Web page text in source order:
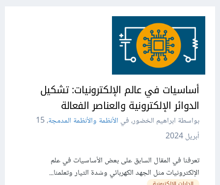
أساسيات في عالم الإلكترونيات: تشكيل
الدوائر اﻹلكترونية والعناصر الفعالة
بواسطة ابراهيم الخضور، في الأنظمة والأنظمة المدمجة،15
أبريل 2024
تعرفنا في المقال السابق على بعض اﻷساسيات في علم
اﻹلكترونيات مثل الجهد الكهربائي وشدة التيار وتعلمنا...